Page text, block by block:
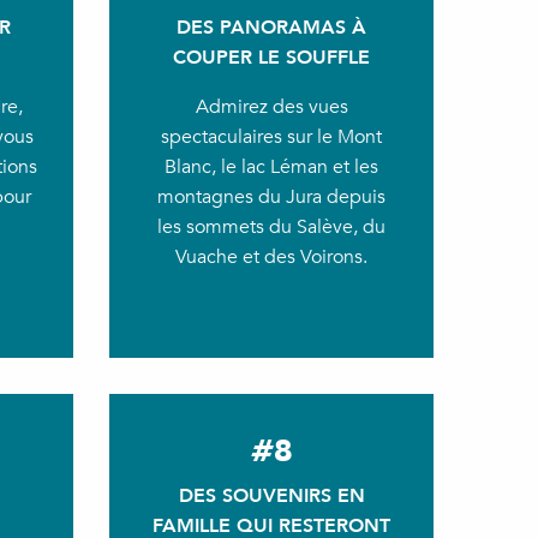
DES PANORAMAS À
COUPER LE SOUFFLE
Admirez des vues
spectaculaires sur le Mont
Blanc, le lac Léman et les
montagnes du Jura depuis
les sommets du Salève, du
Vuache et des Voirons.
#8
DES SOUVENIRS EN
FAMILLE QUI RESTERONT